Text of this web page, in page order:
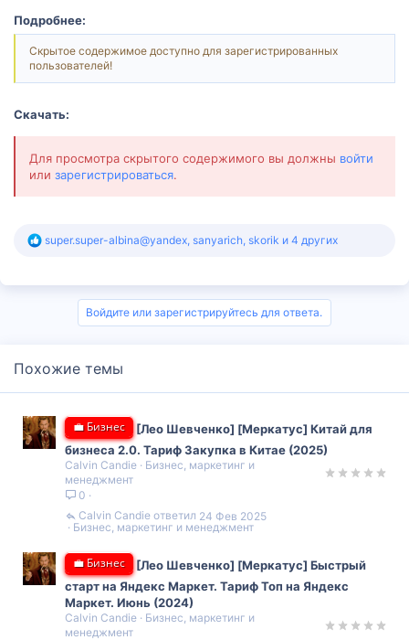
Подробнее:
Скрытое содержимое доступно для зарегистрированных
пользователей!
Скачать:
Для просмотра скрытого содержимого вы должны войти
или зарегистрироваться.
Р
к
super.super-albina@yandex sanyarich skorik и 4 других
Войдите или зарегистрируйтесь для ответа.
Похожие темы
💼 Бизнес
[Лео Шевченко] [Меркатус] Китай для
бизнеса 2.0. Тариф Закупка в Китае (2025)
Calvin Candie
Бизнес, маркетинг и
менеджмент
0
Бизнес, маркетинг и менеджмент
24 Фев 2025
Calvin Candie
💼 Бизнес
[Лео Шевченко] [Меркатус] Быстрый
старт на Яндекс Маркет. Тариф Топ на Яндекс
Маркет. Июнь (2024)
Calvin Candie
Бизнес, маркетинг и
менеджмент